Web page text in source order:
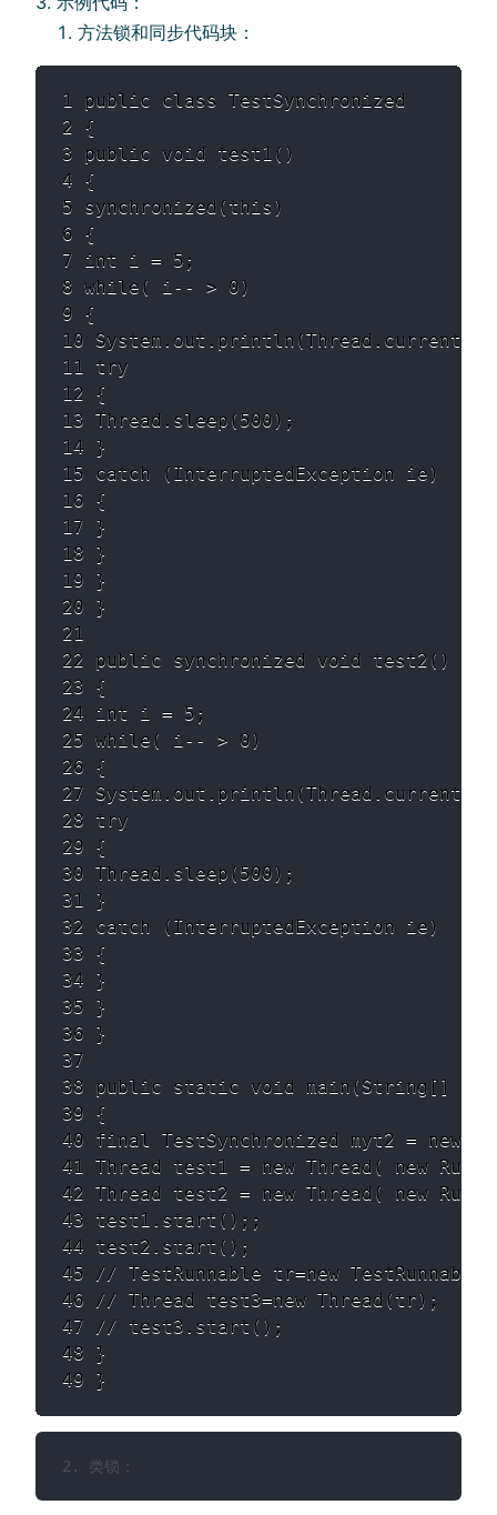
⽅法锁和同步代码块：
1 public class TestSynchronized
2 {
3 public void test1()
4 {
5 synchronized(this)
6 {
7 int i = 5;
8 while( i-- > 0)
9 {
10
11 try
12 {
13 Thread.sleep(500);
14 }
15 catch (InterruptedException ie)
16 {
17 }
18 }
19 }
20 }
21
22 public synchronized void test2()
23 {
24 int i = 5;
25 while( i-- > 0)
26 {
27
28 try
29 {
30 Thread.sleep(500);
31 }
32 catch (InterruptedException ie)
33 {
34 }
35 }
36 }
37
38 public static void main(String[]
39 {
40 final TestSynchronized myt2 = new
41 Thread test1 = new Thread( new
42 Thread test2 = new Thread( new
43 test1.start();;
44 test2.start();
45 // TestRunnable tr=new
46 // Thread test3=new Thread(tr);
47 // test3.start();
48 }
49 }
2. 类锁：